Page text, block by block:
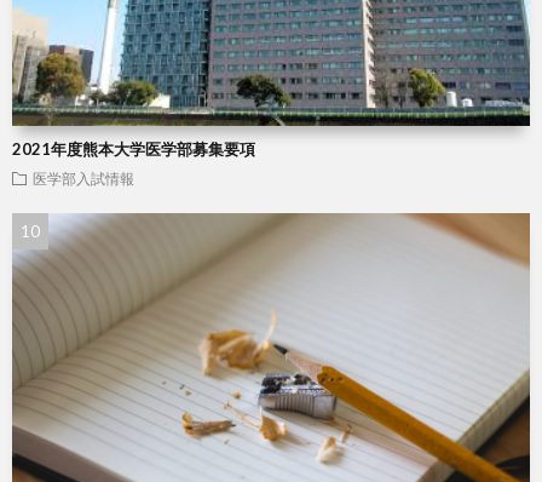
2021年度熊本大学医学部募集要項
医学部入試情報